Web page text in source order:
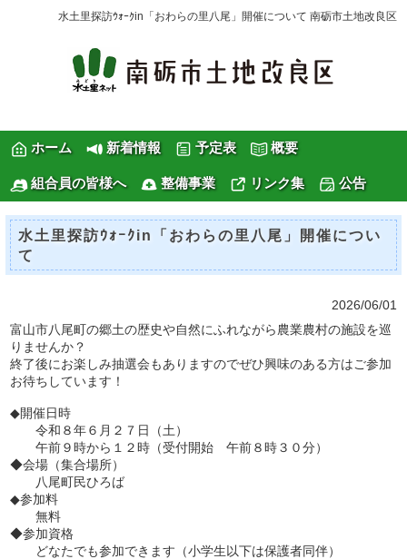
水土里探訪ｳｫｰｸin「おわらの里八尾」開催について 南砺市土地改良区
ホーム 新着情報 予定表 概要
組合員の皆様へ 整備事業 リンク集 公告
水土里探訪ｳｫｰｸin「おわらの里八尾」開催につい
て
2026/06/01
富山市八尾町の郷土の歴史や自然にふれながら農業農村の施設を巡
りませんか？
終了後にお楽しみ抽選会もありますのでぜひ興味のある方はご参加
お待ちしています！
◆開催日時
令和８年６月２７日（土）
午前９時から１２時（受付開始 午前８時３０分）
◆会場（集合場所）
八尾町民ひろば
◆参加料
無料
◆参加資格
どなたでも参加できます（小学生以下は保護者同伴）